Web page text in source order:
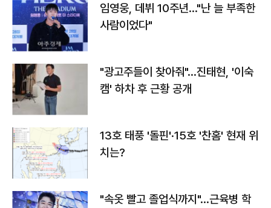
임영웅, 데뷔 10주년…"난 늘 부족한
사람이었다"
"광고주들이 찾아줘"…진태현, '이숙
캠' 하차 후 근황 공개
13호 태풍 '돌핀'·15호 '찬홈' 현재 위
치는?
"속옷 빨고 졸업식까지"…근육병 학